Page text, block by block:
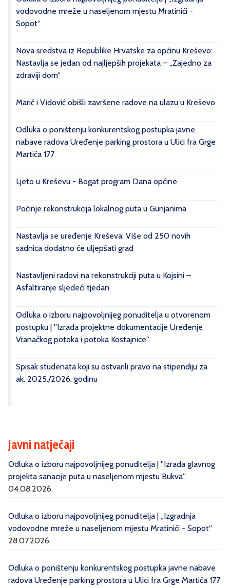
vodovodne mreže u naseljenom mjestu Mratinići -
Sopot“
Nova sredstva iz Republike Hrvatske za općinu Kreševo:
Nastavlja se jedan od najljepših projekata – „Zajedno za
zdraviji dom“
Marić i Vidović obišli završene radove na ulazu u Kreševo
Odluka o poništenju konkurentskog postupka javne
nabave radova Uređenje parking prostora u Ulici fra Grge
Martića 177
Ljeto u Kreševu - Bogat program Dana općine
Počinje rekonstrukcija lokalnog puta u Gunjanima
Nastavlja se uređenje Kreševa: Više od 250 novih
sadnica dodatno će uljepšati grad
Nastavljeni radovi na rekonstrukciji puta u Kojsini –
Asfaltiranje sljedeći tjedan
Odluka o izboru najpovoljnijeg ponuditelja u otvorenom
postupku | ''Izrada projektne dokumentacije Uređenje
Vranačkog potoka i potoka Kostajnice''
Spisak studenata koji su ostvarili pravo na stipendiju za
ak. 2025./2026. godinu
Javni natječaji
Odluka o izboru najpovoljnijeg ponuditelja | ''Izrada glavnog
projekta sanacije puta u naseljenom mjestu Bukva''
04.08.2026.
Odluka o izboru najpovoljnijeg ponuditelja | „Izgradnja
vodovodne mreže u naseljenom mjestu Mratinići - Sopot“
28.07.2026.
Odluka o poništenju konkurentskog postupka javne nabave
radova Uređenje parking prostora u Ulici fra Grge Martića 177